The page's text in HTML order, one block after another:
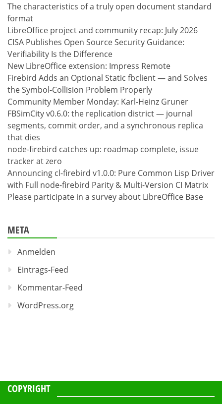
The characteristics of a truly open document standard
format
LibreOffice project and community recap: July 2026
CISA Publishes Open Source Security Guidance:
Verifiability Is the Difference
New LibreOffice extension: Impress Remote
Firebird Adds an Optional Static fbclient — and Solves
the Symbol-Collision Problem Properly
Community Member Monday: Karl-Heinz Gruner
FBSimCity v0.6.0: the replication district — journal
segments, commit order, and a synchronous replica
that dies
node-firebird catches up: roadmap complete, issue
tracker at zero
Announcing cl-firebird v1.0.0: Pure Common Lisp Driver
with Full node-firebird Parity & Multi-Version CI Matrix
Please participate in a survey about LibreOffice Base
META
Anmelden
Eintrags-Feed
Kommentar-Feed
WordPress.org
COPYRIGHT